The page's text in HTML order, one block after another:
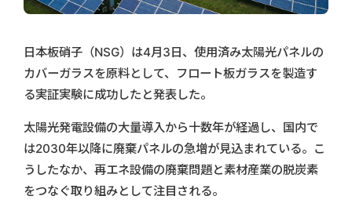
日本板硝子（NSG）は4月3日、使用済み太陽光パネルの
カバーガラスを原料として、フロート板ガラスを製造す
る実証実験に成功したと発表した。
太陽光発電設備の大量導入から十数年が経過し、国内で
は2030年以降に廃棄パネルの急増が見込まれている。こ
うしたなか、再エネ設備の廃棄問題と素材産業の脱炭素
をつなぐ取り組みとして注目される。